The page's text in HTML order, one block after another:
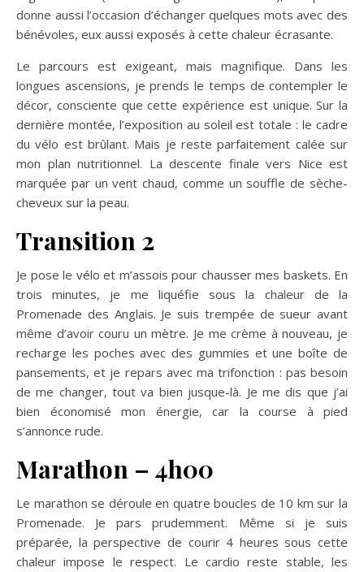
donne aussi l’occasion d’échanger quelques mots avec des
bénévoles, eux aussi exposés à cette chaleur écrasante.
Le parcours est exigeant, mais magnifique. Dans les
longues ascensions, je prends le temps de contempler le
décor, consciente que cette expérience est unique. Sur la
dernière montée, l’exposition au soleil est totale : le cadre
du vélo est brûlant. Mais je reste parfaitement calée sur
mon plan nutritionnel. La descente finale vers Nice est
marquée par un vent chaud, comme un souffle de sèche-
cheveux sur la peau.
Transition 2
Je pose le vélo et m’assois pour chausser mes baskets. En
trois minutes, je me liquéfie sous la chaleur de la
Promenade des Anglais. Je suis trempée de sueur avant
même d’avoir couru un mètre. Je me crème à nouveau, je
recharge les poches avec des gummies et une boîte de
pansements, et je repars avec ma trifonction : pas besoin
de me changer, tout va bien jusque-là. Je me dis que j’ai
bien économisé mon énergie, car la course à pied
s’annonce rude.
Marathon – 4h00
Le marathon se déroule en quatre boucles de 10 km sur la
Promenade. Je pars prudemment. Même si je suis
préparée, la perspective de courir 4 heures sous cette
chaleur impose le respect. Le cardio reste stable, les